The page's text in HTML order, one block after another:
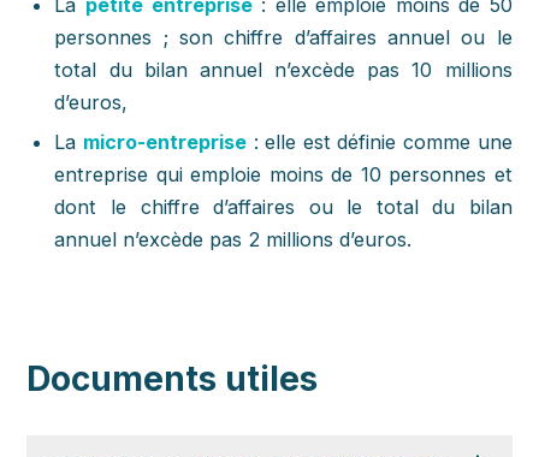
personnes ; son chiffre d’affaires annuel ou le
total du bilan annuel n’excède pas 10 millions
d’euros,
La micro-entreprise : elle est définie comme une
entreprise qui emploie moins de 10 personnes et
dont le chiffre d’affaires ou le total du bilan
annuel n’excède pas 2 millions d’euros.
Documents utiles